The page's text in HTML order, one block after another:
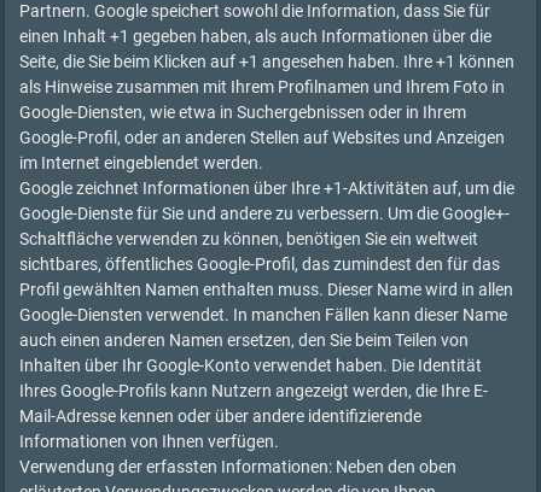
Partnern. Google speichert sowohl die Information, dass Sie für
einen Inhalt +1 gegeben haben, als auch Informationen über die
Seite, die Sie beim Klicken auf +1 angesehen haben. Ihre +1 können
als Hinweise zusammen mit Ihrem Profilnamen und Ihrem Foto in
Google-Diensten, wie etwa in Suchergebnissen oder in Ihrem
Google-Profil, oder an anderen Stellen auf Websites und Anzeigen
im Internet eingeblendet werden.
Google zeichnet Informationen über Ihre +1-Aktivitäten auf, um die
Google-Dienste für Sie und andere zu verbessern. Um die Google+-
Schaltfläche verwenden zu können, benötigen Sie ein weltweit
sichtbares, öffentliches Google-Profil, das zumindest den für das
Profil gewählten Namen enthalten muss. Dieser Name wird in allen
Google-Diensten verwendet. In manchen Fällen kann dieser Name
auch einen anderen Namen ersetzen, den Sie beim Teilen von
Inhalten über Ihr Google-Konto verwendet haben. Die Identität
Ihres Google-Profils kann Nutzern angezeigt werden, die Ihre E-
Mail-Adresse kennen oder über andere identifizierende
Informationen von Ihnen verfügen.
Verwendung der erfassten Informationen: Neben den oben